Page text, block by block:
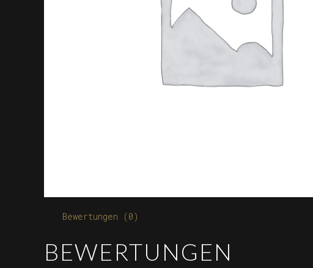
Bewertungen (0)
BEWERTUNGEN